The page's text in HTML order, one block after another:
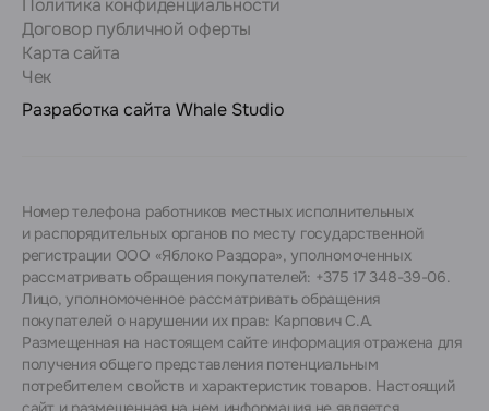
Договор публичной оферты
Карта сайта
Чек
Разработка сайта Whale Studio
Номер телефона работников местных исполнительных
и распорядительных органов по месту государственной
регистрации ООО «Яблоко Раздора», уполномоченных
рассматривать обращения покупателей: +375 17 348-39-06.
Лицо, уполномоченное рассматривать обращения
покупателей о нарушении их прав: Карпович С.А.
Размещенная на настоящем сайте информация отражена для
получения общего представления потенциальным
потребителем свойств и характеристик товаров. Настоящий